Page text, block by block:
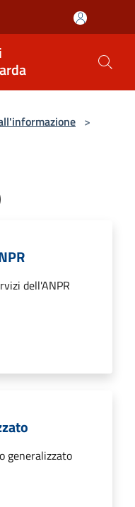
>
dell'ANPR
generalizzato